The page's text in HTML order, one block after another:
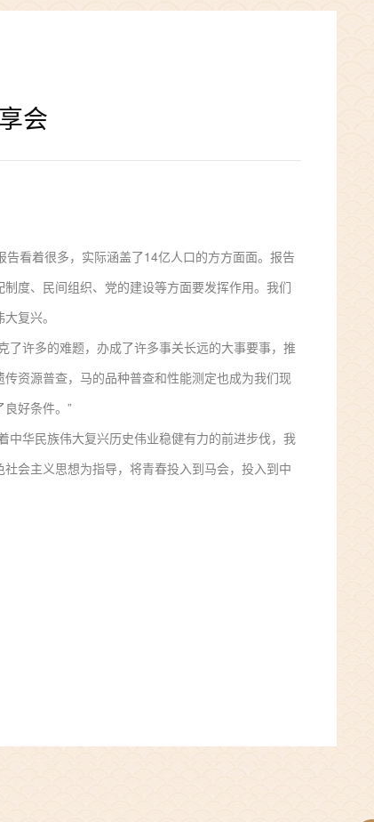
会
看着很多，实际涵盖了14亿人口的方方面面。报告
度、民间组织、党的建设等方面要发挥作用。我们
复兴。
了许多的难题，办成了许多事关长远的大事要事，推
资源普查，马的品种普查和性能测定也成为我们现
好条件。”
中华民族伟大复兴历史伟业稳健有力的前进步伐，我
会主义思想为指导，将青春投入到马会，投入到中